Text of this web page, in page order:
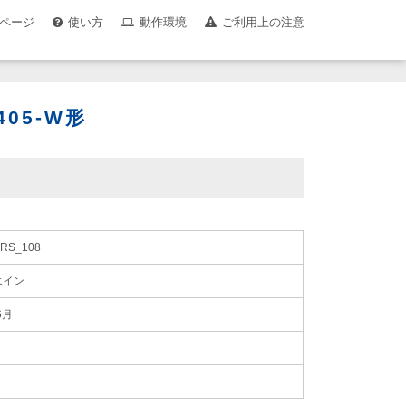
ージ 使い方 動作環境 ご利用上の注意
W形
ン